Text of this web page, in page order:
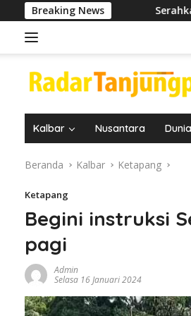
Breaking News
Serahkan Tugas Tambahan
Kalbar Nusantara Dunia
Beranda Kalbar Ketapang
Ketapang
Begini instruksi
pagi
Admin
Selasa 16 Januari 2024